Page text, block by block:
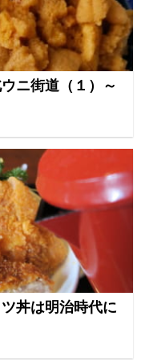
ニ街道（１）～
丼は明治時代に